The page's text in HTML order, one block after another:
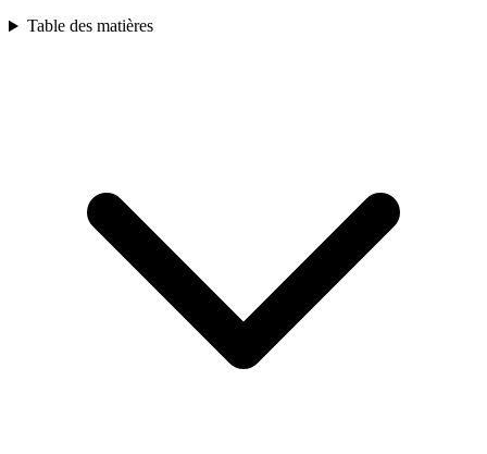
Table des matières